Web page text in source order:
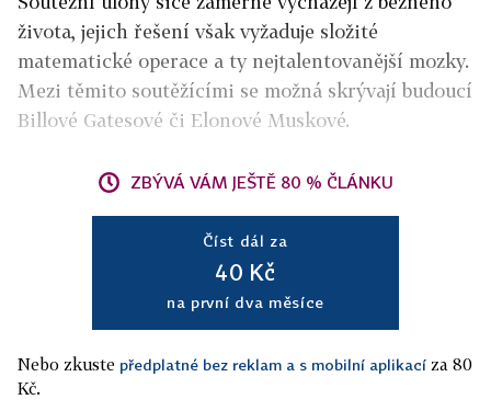
života, jejich řešení však vyžaduje složité
matematické operace a ty nejtalentovanější mozky.
Mezi těmito soutěžícími se možná skrývají budoucí
Billové Gatesové či Elonové Muskové.
ZBÝVÁ VÁM JEŠTĚ 80 % ČLÁNKU
Číst dál za
40 Kč
na první dva měsíce
Nebo zkuste předplatné bez reklam a s mobilní aplikací za 80
Kč.